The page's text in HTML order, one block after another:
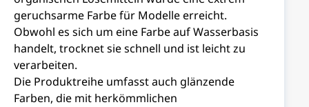
geruchsarme Farbe für Modelle erreicht.
Obwohl es sich um eine Farbe auf Wasserbasis
handelt, trocknet sie schnell und ist leicht zu
verarbeiten.
Die Produktreihe umfasst auch glänzende
Farben, die mit herkömmlichen